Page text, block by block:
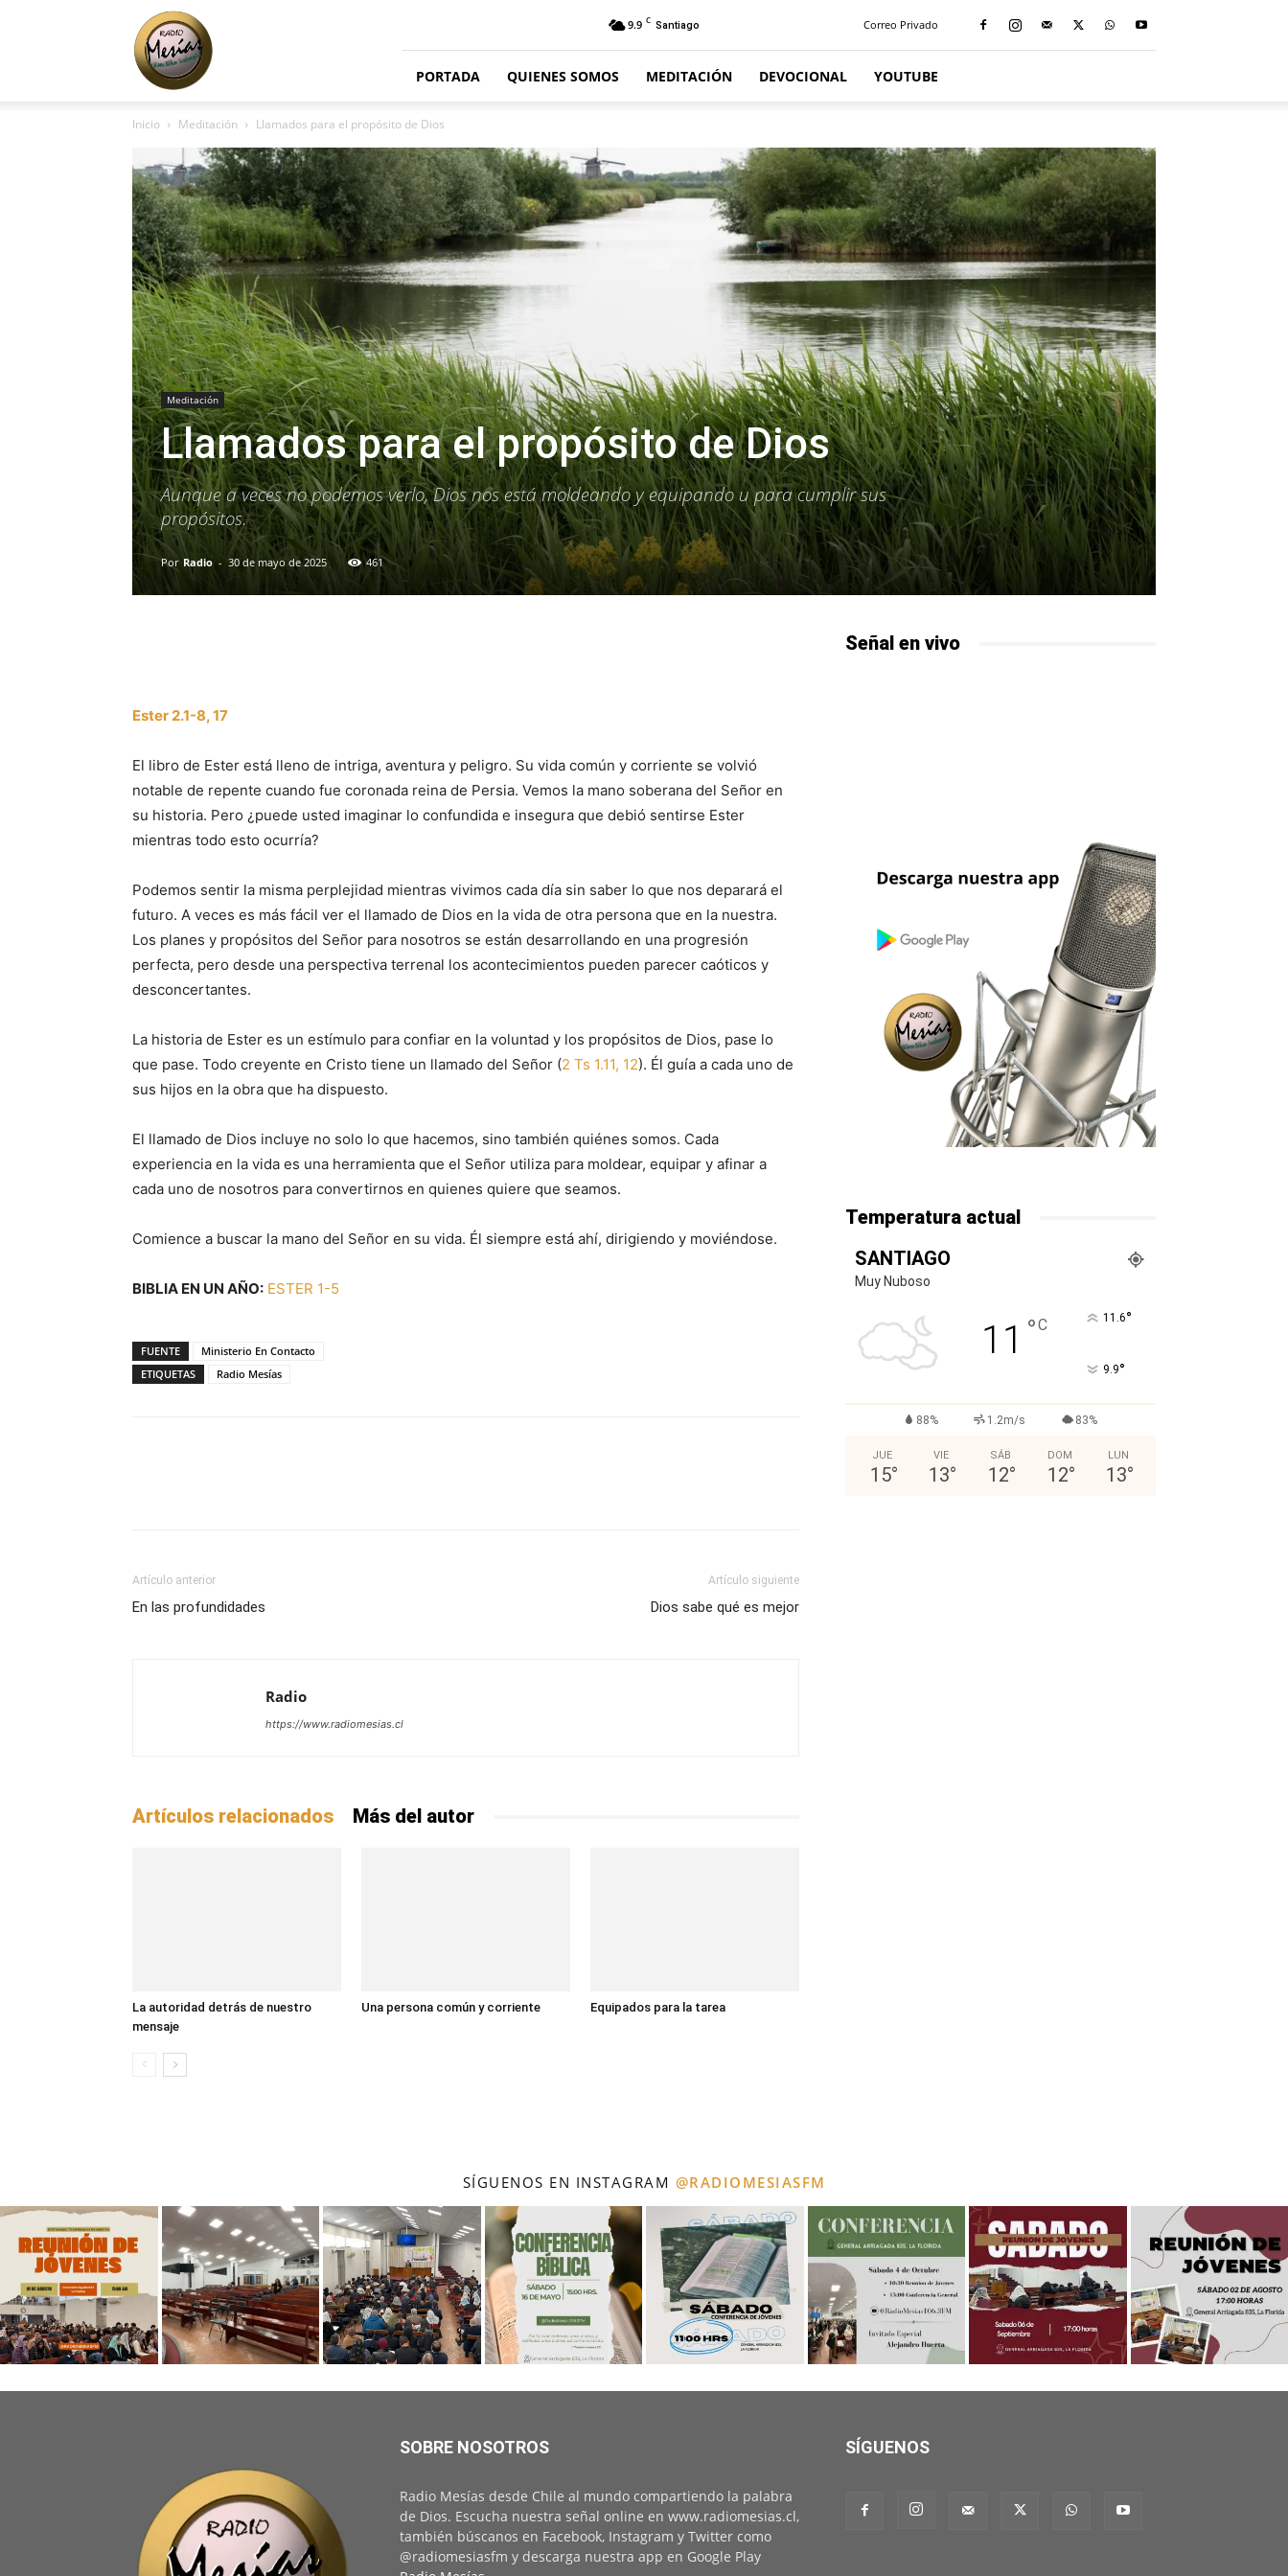
Radio
Mesías
9.9 C Santiago Correo Privado
PORTADA QUIENES SOMOS MEDITACIÓN DEVOCIONAL YOUTUBE
Inicio Meditación Llamados para el propósito de Dios
Meditación
Llamados para el propósito de Dios
Aunque a veces no podemos verlo, Dios nos está moldeando y equipando u para cumplir sus
propósitos.
Por Radio - 30 de mayo de 2025 461
Ester 2.1-8, 17
El libro de Ester está lleno de intriga, aventura y peligro. Su vida común y corriente se volvió
notable de repente cuando fue coronada reina de Persia. Vemos la mano soberana del Señor en
su historia. Pero ¿puede usted imaginar lo confundida e insegura que debió sentirse Ester
mientras todo esto ocurría?
Podemos sentir la misma perplejidad mientras vivimos cada día sin saber lo que nos deparará el
futuro. A veces es más fácil ver el llamado de Dios en la vida de otra persona que en la nuestra.
Los planes y propósitos del Señor para nosotros se están desarrollando en una progresión
perfecta, pero desde una perspectiva terrenal los acontecimientos pueden parecer caóticos y
desconcertantes.
La historia de Ester es un estímulo para confiar en la voluntad y los propósitos de Dios, pase lo
que pase. Todo creyente en Cristo tiene un llamado del Señor (2 Ts 1.11, 12). Él guía a cada uno de
sus hijos en la obra que ha dispuesto.
El llamado de Dios incluye no solo lo que hacemos, sino también quiénes somos. Cada
experiencia en la vida es una herramienta que el Señor utiliza para moldear, equipar y afinar a
cada uno de nosotros para convertirnos en quienes quiere que seamos.
Comience a buscar la mano del Señor en su vida. Él siempre está ahí, dirigiendo y moviéndose.
BIBLIA EN UN AÑO: ESTER 1-5
FUENTE
Ministerio En Contacto
ETIQUETAS
Radio Mesías
Artículo anterior
En las profundidades
Artículo siguiente
Dios sabe qué es mejor
Radio
https://www.radiomesias.cl
Artículos relacionados Más del autor
La autoridad detrás de nuestro
mensaje
Una persona común y corriente Equipados para la tarea
Señal en vivo
Temperatura actual
SANTIAGO
Muy Nuboso
11 °C 11.6°
9.9°
88% 1.2m/s 83%
JUE
15°
VIE
13°
SÁB
12°
DOM
12°
LUN
13°
SÍGUENOS EN INSTAGRAM @RADIOMESIASFM
SOBRE NOSOTROS
Radio Mesías desde Chile al mundo compartiendo la palabra
de Dios. Escucha nuestra señal online en www.radiomesias.cl,
también búscanos en Facebook, Instagram y Twitter como
@radiomesiasfm y descarga nuestra app en Google Play
SÍGUENOS